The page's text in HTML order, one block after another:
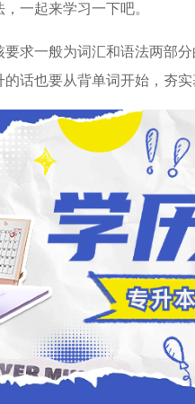
一起来学习一下吧。
要求一般为词汇和语法两部
话也要从背单词开始，夯